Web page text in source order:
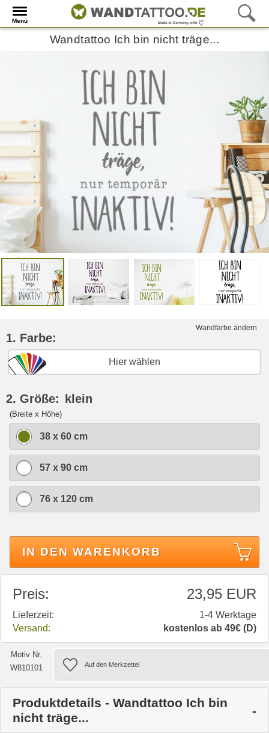
Menü
Wandtattoo Ich bin nicht träge...
Wandfarbe ändern
1. Farbe:
Hier wählen
2. Größe: klein
(Breite x Höhe)
38 x 60 cm
57 x 90 cm
76 x 120 cm
IN DEN WARENKORB
Preis: 23,95 EUR
Lieferzeit:
1-4 Werktage
Versand:
kostenlos ab 49€ (D)
Motiv Nr.
W810101
Produktdetails - Wandtattoo Ich bin
nicht träge...